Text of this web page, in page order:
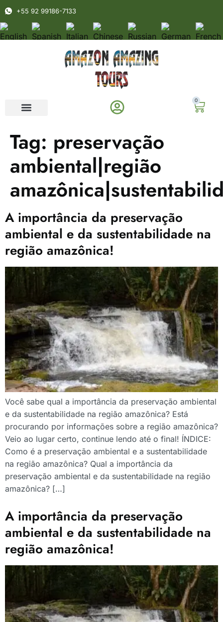
+55 92 99186-7133
0
Tag: preservação
ambiental|região
A importância da preservação
ambiental e da sustentabilidade na
região amazônica!
Você sabe qual a importância da preservação ambiental
e da sustentabilidade na região amazônica? Está
procurando por informações sobre a região amazônica?
Veio ao lugar certo, continue lendo até o final! ÍNDICE:
Como é a preservação ambiental e a sustentabilidade
na região amazônica? Qual a importância da
preservação ambiental e da sustentabilidade na região
amazônica? […]
A importância da preservação
ambiental e da sustentabilidade na
região amazônica!